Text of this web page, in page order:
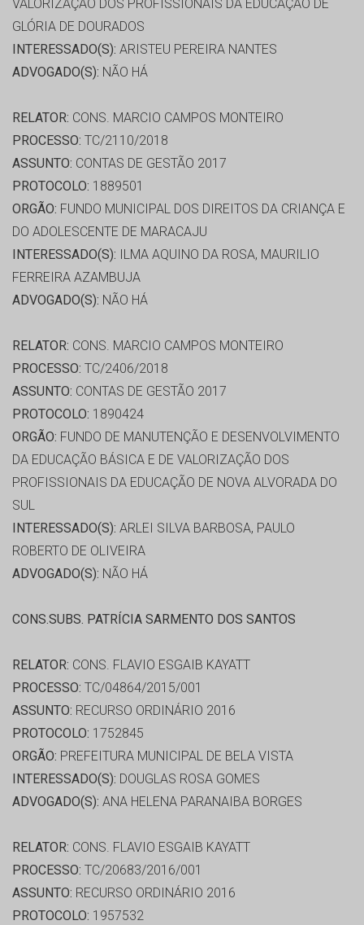
VALORIZAÇÃO DOS PROFISSIONAIS DA EDUCAÇÃO DE
GLÓRIA DE DOURADOS
INTERESSADO(S): ARISTEU PEREIRA NANTES
ADVOGADO(S): NÃO HÁ
RELATOR: CONS. MARCIO CAMPOS MONTEIRO
PROCESSO: TC/2110/2018
ASSUNTO: CONTAS DE GESTÃO 2017
PROTOCOLO: 1889501
ORGÃO: FUNDO MUNICIPAL DOS DIREITOS DA CRIANÇA E
DO ADOLESCENTE DE MARACAJU
INTERESSADO(S): ILMA AQUINO DA ROSA, MAURILIO
FERREIRA AZAMBUJA
ADVOGADO(S): NÃO HÁ
RELATOR: CONS. MARCIO CAMPOS MONTEIRO
PROCESSO: TC/2406/2018
ASSUNTO: CONTAS DE GESTÃO 2017
PROTOCOLO: 1890424
ORGÃO: FUNDO DE MANUTENÇÃO E DESENVOLVIMENTO
DA EDUCAÇÃO BÁSICA E DE VALORIZAÇÃO DOS
PROFISSIONAIS DA EDUCAÇÃO DE NOVA ALVORADA DO
SUL
INTERESSADO(S): ARLEI SILVA BARBOSA, PAULO
ROBERTO DE OLIVEIRA
ADVOGADO(S): NÃO HÁ
CONS.SUBS. PATRÍCIA SARMENTO DOS SANTOS
RELATOR: CONS. FLAVIO ESGAIB KAYATT
PROCESSO: TC/04864/2015/001
ASSUNTO: RECURSO ORDINÁRIO 2016
PROTOCOLO: 1752845
ORGÃO: PREFEITURA MUNICIPAL DE BELA VISTA
INTERESSADO(S): DOUGLAS ROSA GOMES
ADVOGADO(S): ANA HELENA PARANAIBA BORGES
RELATOR: CONS. FLAVIO ESGAIB KAYATT
PROCESSO: TC/20683/2016/001
ASSUNTO: RECURSO ORDINÁRIO 2016
PROTOCOLO: 1957532